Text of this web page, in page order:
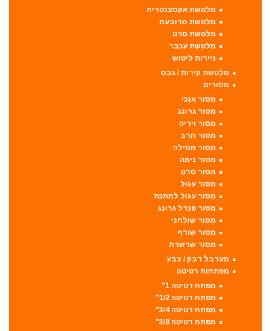
מלטשת אקסצנטרית
מלטשת מרובעת
מלטשת סרט
מלטשת עכבר
ניירות ליטוש
מלטשת קירות / גבס
מסורים
מסור אנכי
מסור גרונג
מסור וידיה
מסור חרב
מסור מסילה
מסור נימה
מסור סרט
מסור עגול
מסור עגול למתכת
מסור פנדל גרונג
מסור שולחני
מסור שורף
מסור שרשרת
מערבל דבק / צבע
מפתחות רטיטה
מפתח רטיטה 1"
מפתח רטיטה 1/2"
מפתח רטיטה 3/4"
מפתח רטיטה 3/8"